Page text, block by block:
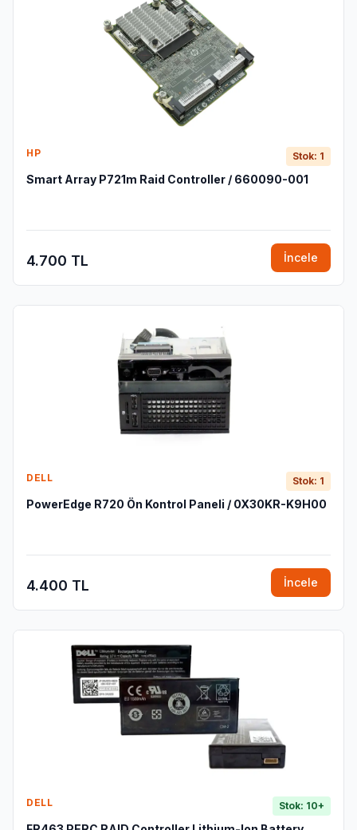
HP Stok: 1
Smart Array P721m Raid Controller / 660090-001
4.700 TL İncele
DELL Stok: 1
PowerEdge R720 Ön Kontrol Paneli / 0X30KR-K9H00
4.400 TL İncele
DELL Stok: 10+